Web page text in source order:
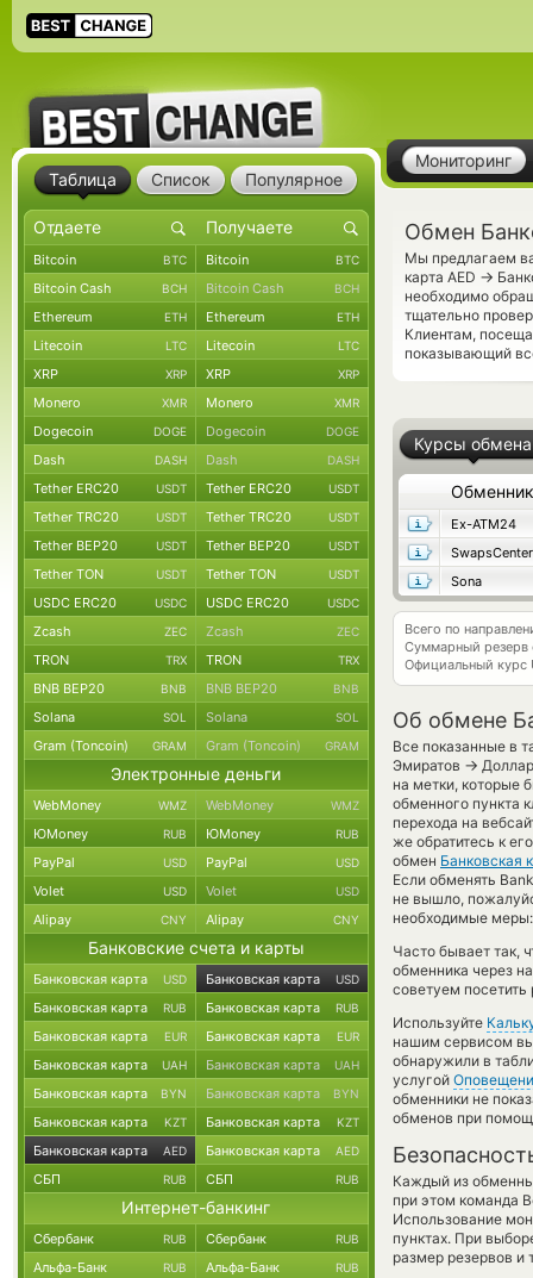
Мониторинг
Обмен
Мы предлагаем
карта AED →
необходимо
тщательно
Клиентам,
показывающий
Курсы обмена
Обменник
Ex-ATM24
SwapsCenter
Sona
Всего по
Суммарный резерв
Официальный курс
Об обмене
Все показанные в
Эмиратов →
на метки, которые
обменного пункта
перехода на
же обратитесь к
обмен Банковская
Если обменять
не вышло,
необходимые
Часто бывает так,
обменника через
советуем посетить
Используйте
нашим сервисом
обнаружили в
услугой
обменники не
обменов при
Каждый из
при этом команда
Использование
пунктах. При
размер резервов и
Таблица Список Популярное
Bitcoin BTC Bitcoin BTC
Bitcoin Cash BCH Bitcoin Cash BCH
Ethereum ETH Ethereum ETH
Litecoin LTC Litecoin LTC
XRP XRP XRP XRP
Monero XMR Monero XMR
Dogecoin DOGE Dogecoin DOGE
Dash DASH Dash DASH
Tether ERC20 USDT Tether ERC20 USDT
Tether TRC20 USDT Tether TRC20 USDT
Tether BEP20 USDT Tether BEP20 USDT
Tether TON USDT Tether TON USDT
USDC ERC20 USDC USDC ERC20 USDC
Zcash ZEC Zcash ZEC
TRON TRX TRON TRX
BNB BEP20 BNB BNB BEP20 BNB
Solana SOL Solana SOL
Gram (Toncoin) GRAM Gram (Toncoin) GRAM
Электронные деньги
WebMoney WMZ WebMoney WMZ
ЮMoney RUB ЮMoney RUB
PayPal USD PayPal USD
Volet USD Volet USD
Alipay CNY Alipay CNY
Банковские счета и карты
Банковская карта USD Банковская карта USD
Банковская карта RUB Банковская карта RUB
Банковская карта EUR Банковская карта EUR
Банковская карта UAH Банковская карта UAH
Банковская карта BYN Банковская карта BYN
Банковская карта KZT Банковская карта KZT
Банковская карта AED Банковская карта AED
СБП RUB СБП RUB
Интернет-банкинг
Сбербанк RUB Сбербанк RUB
Альфа-Банк RUB Альфа-Банк RUB